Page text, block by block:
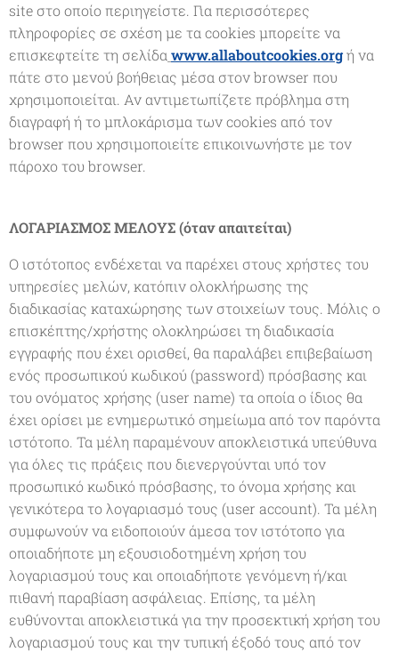
site στο οποίο περιηγείστε. Για περισσότερες
πληροφορίες σε σχέση με τα cookies μπορείτε να
επισκεφτείτε τη σελίδα www.allaboutcookies.orgή να
πάτε στο μενού βοήθειας μέσα στον browser που
χρησιμοποιείται. Αν αντιμετωπίζετε πρόβλημα στη
διαγραφή ή το μπλοκάρισμα των cookies από τον
browser που χρησιμοποιείτε επικοινωνήστε με τον
πάροχο του browser.
ΛΟΓΑΡΙΑΣΜΟΣ ΜΕΛΟΥΣ (όταν απαιτείται)
Ο ιστότοπος ενδέχεται να παρέχει στους χρήστες του
υπηρεσίες μελών, κατόπιν ολοκλήρωσης της
διαδικασίας καταχώρησης των στοιχείων τους. Μόλις ο
επισκέπτης/χρήστης ολοκληρώσει τη διαδικασία
εγγραφής που έχει ορισθεί, θα παραλάβει επιβεβαίωση
ενός προσωπικού κωδικού (password) πρόσβασης και
του ονόματος χρήσης (user name) τα οποία ο ίδιος θα
έχει ορίσει με ενημερωτικό σημείωμα από τον παρόντα
ιστότοπο. Τα μέλη παραμένουν αποκλειστικά υπεύθυνα
για όλες τις πράξεις που διενεργούνται υπό τον
προσωπικό κωδικό πρόσβασης, το όνομα χρήσης και
γενικότερα το λογαριασμό τους (user account). Τα μέλη
συμφωνούν να ειδοποιούν άμεσα τον ιστότοπο για
οποιαδήποτε μη εξουσιοδοτημένη χρήση του
λογαριασμού τους και οποιαδήποτε γενόμενη ή/και
πιθανή παραβίαση ασφάλειας. Επίσης, τα μέλη
ευθύνονται αποκλειστικά για την προσεκτική χρήση του
λογαριασμού τους και την τυπική έξοδό τους από τον